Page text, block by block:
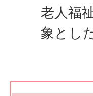
老人福
象とし